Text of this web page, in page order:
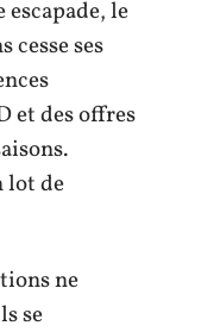
escapade, le
cesse ses
et des offres
lot de
ne
se